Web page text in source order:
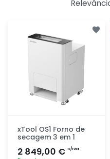
xTool OS1 Forno de
secagem 3 em 1
2 849,00 € s/iva